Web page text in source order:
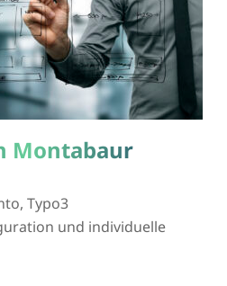
Montabaur
Typo3
und individuelle